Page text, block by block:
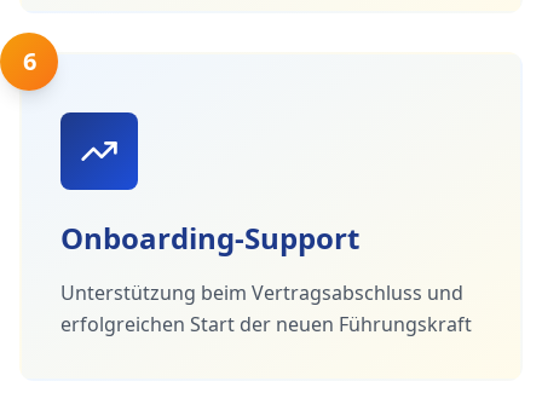
6
Onboarding-Support
Unterstützung beim Vertragsabschluss und
erfolgreichen Start der neuen Führungskraft